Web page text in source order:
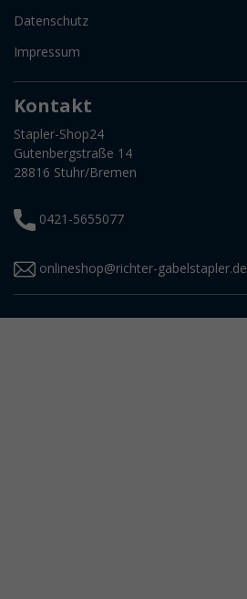
Datenschutz
Impressum
Kontakt
Stapler-Shop24
Gutenbergstraße 14
28816 Stuhr/Bremen
0421-5655077
onlineshop@richter-gabelstapler.de